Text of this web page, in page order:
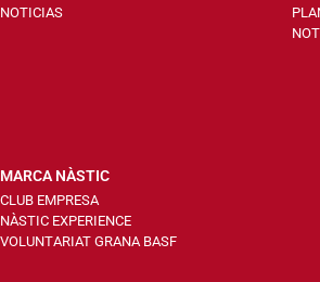
NOTICIAS
MARCA NÀSTIC
CLUB EMPRESA
NÀSTIC EXPERIENCE
VOLUNTARIAT GRANA BASF